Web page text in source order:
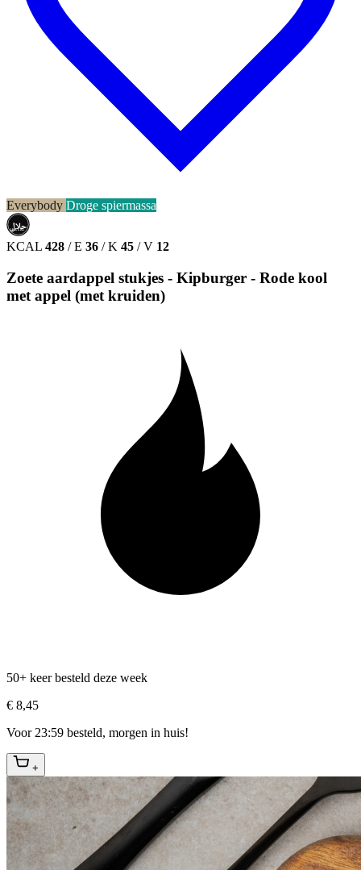
Everybody Droge spiermassa
حلال
HALAL
KCAL 428 / E 36 / K 45 / V 12
Zoete aardappel stukjes - Kipburger - Rode kool
met appel (met kruiden)
50+ keer besteld deze week
€ 8,45
Voor 23:59 besteld, morgen in huis!
+